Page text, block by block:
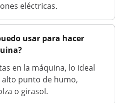
eléctricas.
usar para hacer
en la máquina, lo ideal
alto punto de humo,
o girasol.